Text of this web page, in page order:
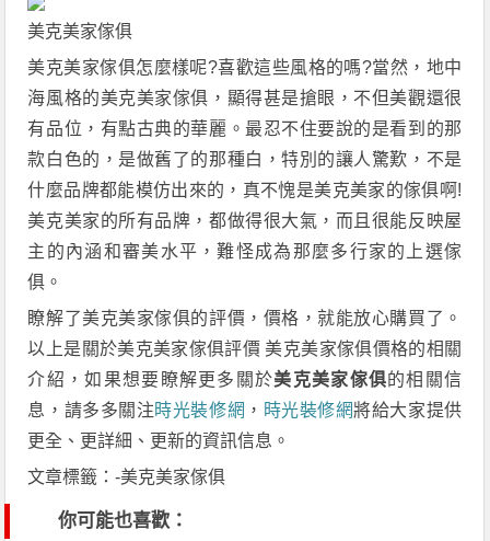
美克美家傢俱
美克美家傢俱怎麼樣呢?喜歡這些風格的嗎?當然，地中
海風格的美克美家傢俱，顯得甚是搶眼，不但美觀還很
有品位，有點古典的華麗。最忍不住要說的是看到的那
款白色的，是做舊了的那種白，特別的讓人驚歎，不是
什麼品牌都能模仿出來的，真不愧是美克美家的傢俱啊!
美克美家的所有品牌，都做得很大氣，而且很能反映屋
主的內涵和審美水平，難怪成為那麼多行家的上選傢
俱。
瞭解了美克美家傢俱的評價，價格，就能放心購買了。
以上是關於美克美家傢俱評價 美克美家傢俱價格的相關
介紹，如果想要瞭解更多關於美克美家傢俱的相關信
息，請多多關注時光裝修網 ， 時光裝修網將給大家提供
更全、更詳細、更新的資訊信息。
文章標籤：-美克美家傢俱
你可能也喜歡：